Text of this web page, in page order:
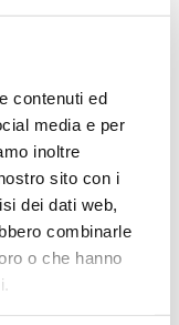
contenuti ed
media e per
inoltre
sito con i
dei dati web,
combinarle
o che hanno
e prodotti
sul sito, senza
professionale.